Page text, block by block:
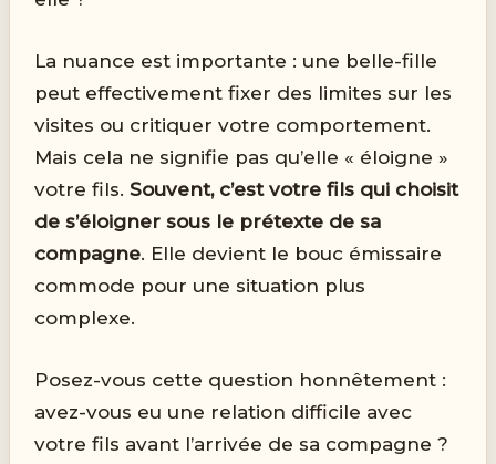
La nuance est importante : une belle-fille
peut effectivement fixer des limites sur les
visites ou critiquer votre comportement.
Mais cela ne signifie pas qu’elle « éloigne »
votre fils.Souvent, c’est votre fils qui choisit
de s’éloigner sous le prétexte de sa
compagne. Elle devient le bouc émissaire
commode pour une situation plus
complexe.
Posez-vous cette question honnêtement :
avez-vous eu une relation difficile avec
votre fils avant l’arrivée de sa compagne ?